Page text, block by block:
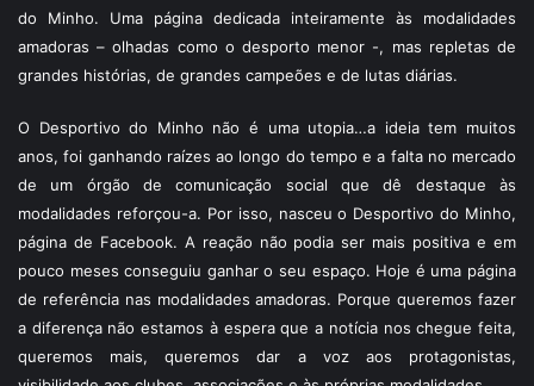
do Minho. Uma página dedicada inteiramente às modalidades
amadoras – olhadas como o desporto menor -, mas repletas de
grandes histórias, de grandes campeões e de lutas diárias.
O Desportivo do Minho não é uma utopia…a ideia tem muitos
anos, foi ganhando raízes ao longo do tempo e a falta no mercado
de um órgão de comunicação social que dê destaque às
modalidades reforçou-a. Por isso, nasceu o Desportivo do Minho,
página de Facebook. A reação não podia ser mais positiva e em
pouco meses conseguiu ganhar o seu espaço. Hoje é uma página
de referência nas modalidades amadoras. Porque queremos fazer
a diferença não estamos à espera que a notícia nos chegue feita,
queremos mais, queremos dar a voz aos protagonistas,